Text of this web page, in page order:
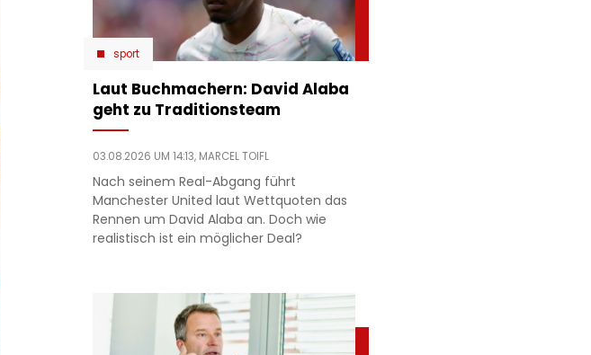
sport
Laut Buchmachern: David Alaba
geht zu Traditionsteam
03.08.2026 UM 14:13, MARCEL TOIFL
Nach seinem Real-Abgang führt
Manchester United laut Wettquoten das
Rennen um David Alaba an. Doch wie
realistisch ist ein möglicher Deal?